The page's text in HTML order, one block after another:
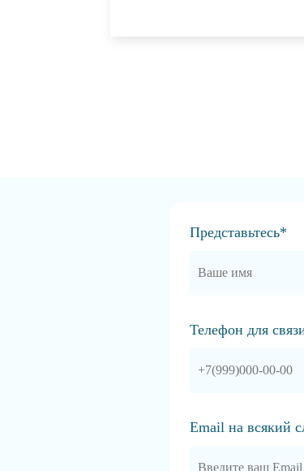
Представьтесь*
Телефон для
Email на всякий